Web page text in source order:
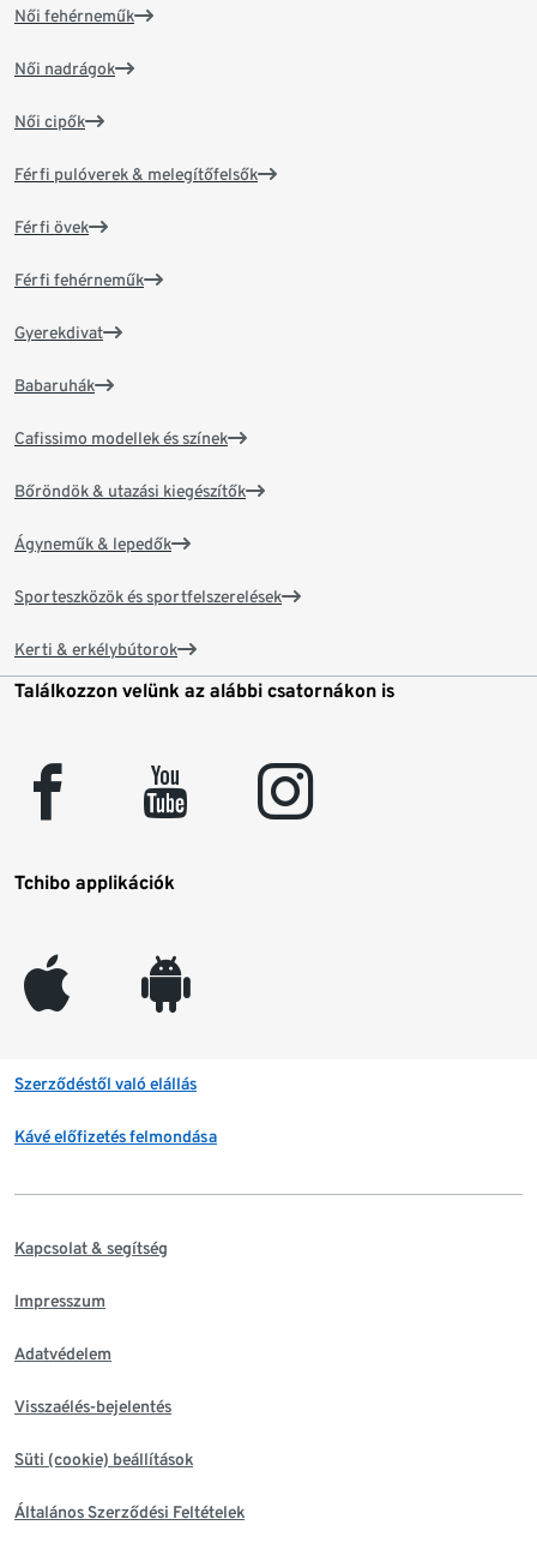
Női fehérneműk
Női nadrágok
Női cipők
Férfi pulóverek & melegítőfelsők
Férfi övek
Férfi fehérneműk
Gyerekdivat
Babaruhák
Cafissimo modellek és színek
Bőröndök & utazási kiegészítők
Ágyneműk & lepedők
Sporteszközök és sportfelszerelések
Kerti & erkélybútorok
Találkozzon velünk az alábbi csatornákon is
facebook youtube instagram
Tchibo applikációk
appleinc android
Szerződéstől való elállás
Kávé előfizetés felmondása
Kapcsolat & segítség
Impresszum
Adatvédelem
Visszaélés-bejelentés
Süti (cookie) beállítások
Általános Szerződési Feltételek